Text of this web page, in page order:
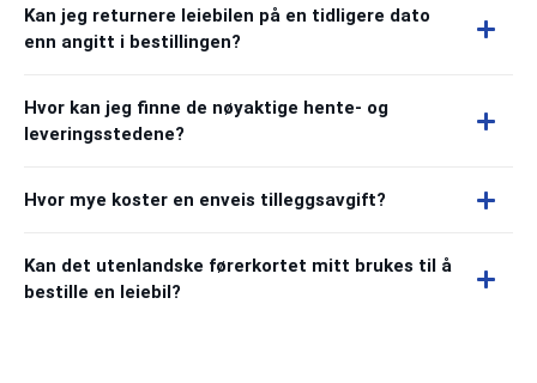
Kan jeg returnere leiebilen på en tidligere dato
enn angitt i bestillingen?
Hvor kan jeg finne de nøyaktige hente- og
leveringsstedene?
Hvor mye koster en enveis tilleggsavgift?
Kan det utenlandske førerkortet mitt brukes til å
bestille en leiebil?